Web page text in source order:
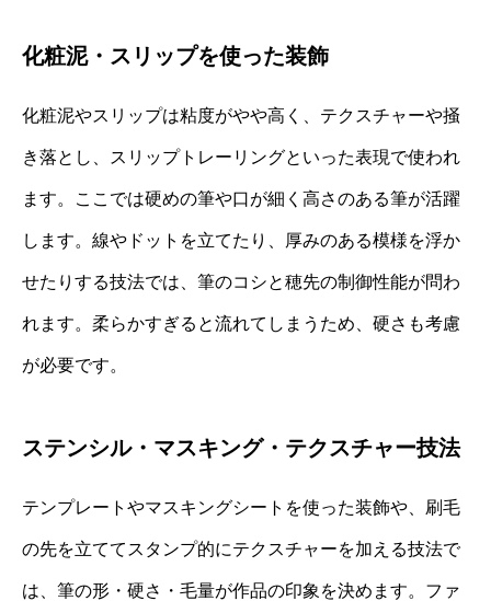
化粧泥・スリップを使った装飾
化粧泥やスリップは粘度がやや高く、テクスチャーや掻
き落とし、スリップトレーリングといった表現で使われ
ます。ここでは硬めの筆や口が細く高さのある筆が活躍
します。線やドットを立てたり、厚みのある模様を浮か
せたりする技法では、筆のコシと穂先の制御性能が問わ
れます。柔らかすぎると流れてしまうため、硬さも考慮
が必要です。
ステンシル・マスキング・テクスチャー技法
テンプレートやマスキングシートを使った装飾や、刷毛
の先を立ててスタンプ的にテクスチャーを加える技法で
は、筆の形・硬さ・毛量が作品の印象を決めます。ファ